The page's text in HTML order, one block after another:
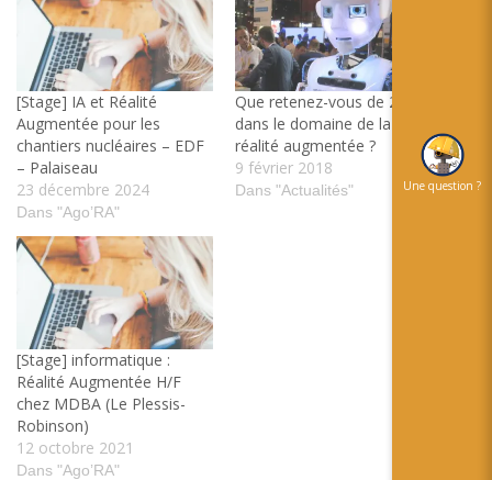
[Stage] IA et Réalité
Augmentée pour les
chantiers nucléaires – EDF
– Palaiseau
23 décembre 2024
Dans "Ago’RA"
Que retenez-vous de 2017
dans le domaine de la
réalité augmentée ?
9 février 2018
Dans "Actualités"
[Stage] informatique :
Réalité Augmentée H/F
chez MDBA (Le Plessis-
Robinson)
12 octobre 2021
Dans "Ago’RA"
Une question ?